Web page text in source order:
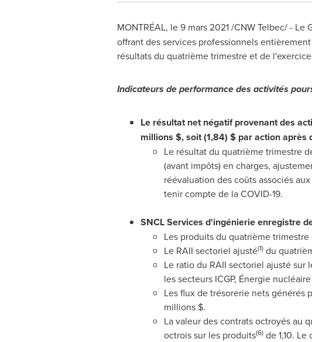
MONTRÉAL, le 9 mars 2021 /CNW Telbec/ - Le
offrant des services professionnels
résultats du quatrième trimestre et de
Indicateurs de performance des activités
Le résultat net négatif provenant des
millions $, soit (1,84) $ par action après
Le résultat du quatrième trimestre
(avant impôts) en charges,
réévaluation des coûts associés
tenir compte de la COVID-19.
SNCL Services d'ingénierie enregistre
Les produits du quatrième
Le RAII sectoriel ajusté(1)du
Le ratio du RAII sectoriel ajusté sur
les secteurs ICGP, Énergie
Les flux de trésorerie nets
millions $.
La valeur des contrats octroyés au
octrois sur les produits(6)de 1,10. Le